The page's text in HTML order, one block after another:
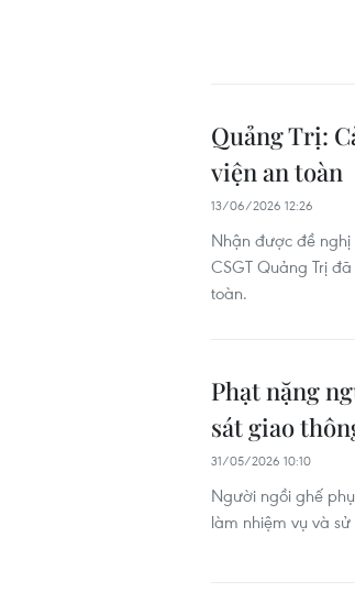
Quảng Trị:
viện an toàn
13/06/2026 12:26
Nhận được đề
CSGT Quảng Trị
toàn.
Phạt nặng
sát giao
31/05/2026 10:10
Người ngồi ghế
làm nhiệm vụ và